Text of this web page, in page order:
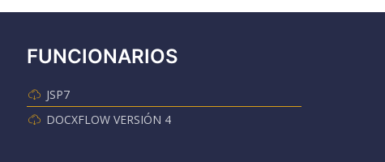
FUNCIONARIOS
JSP7
DOCXFLOW VERSIÓN 4